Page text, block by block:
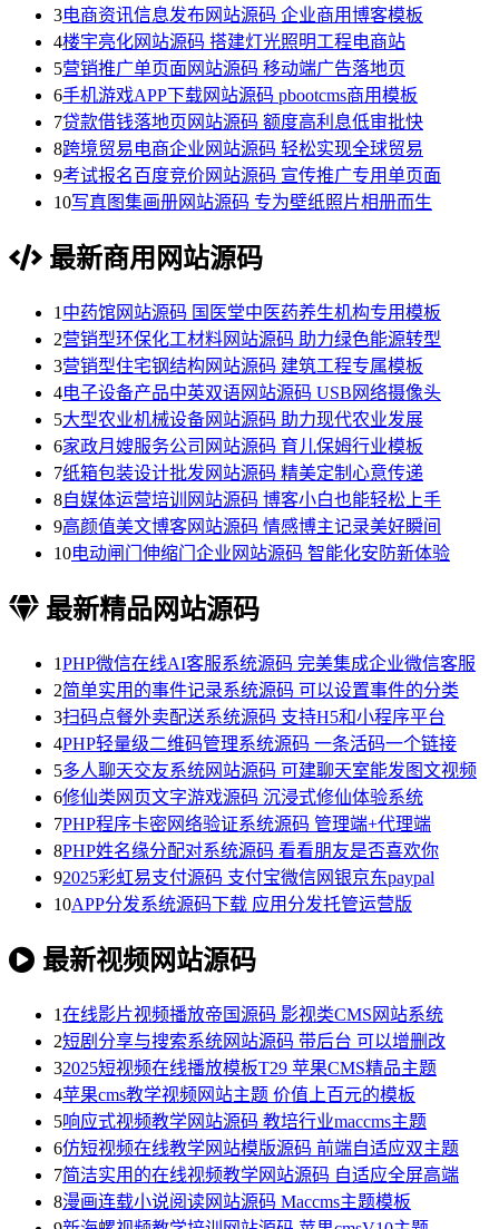
3电商资讯信息发布网站源码 企业商用博客模板
4楼宇亮化网站源码 搭建灯光照明工程电商站
5营销推广单页面网站源码 移动端广告落地页
6手机游戏APP下载网站源码 pbootcms商用模板
7贷款借钱落地页网站源码 额度高利息低审批快
8跨境贸易电商企业网站源码 轻松实现全球贸易
9考试报名百度竞价网站源码 宣传推广专用单页面
10写真图集画册网站源码 专为壁纸照片相册而生
最新商用网站源码
1 中药馆网站源码 国医堂中医药养生机构专用模板
2营销型环保化工材料网站源码 助力绿色能源转型
3营销型住宅钢结构网站源码 建筑工程专属模板
4电子设备产品中英双语网站源码 USB网络摄像头
5大型农业机械设备网站源码 助力现代农业发展
6家政月嫂服务公司网站源码 育儿保姆行业模板
7纸箱包装设计批发网站源码 精美定制心意传递
8自媒体运营培训网站源码 博客小白也能轻松上手
9高颜值美文博客网站源码 情感博主记录美好瞬间
10电动闸门伸缩门企业网站源码 智能化安防新体验
最新精品网站源码
1PHP微信在线AI客服系统源码 完美集成企业微信客服
2简单实用的事件记录系统源码 可以设置事件的分类
3扫码点餐外卖配送系统源码 支持H5和小程序平台
4PHP轻量级二维码管理系统源码 一条活码一个链接
5多人聊天交友系统网站源码 可建聊天室能发图文视频
6修仙类网页文字游戏源码 沉浸式修仙体验系统
7PHP程序卡密网络验证系统源码 管理端+代理端
8PHP姓名缘分配对系统源码 看看朋友是否喜欢你
92025彩虹易支付源码 支付宝微信网银京东paypal
10APP分发系统源码下载 应用分发托管运营版
最新视频网站源码
1在线影片视频播放帝国源码 影视类CMS网站系统
2短剧分享与搜索系统网站源码 带后台 可以增删改
32025短视频在线播放模板T29 苹果CMS精品主题
4苹果cms教学视频网站主题 价值上百元的模板
5响应式视频教学网站源码 教培行业maccms主题
6仿短视频在线教学网站模版源码 前端自适应双主题
7简洁实用的在线视频教学网站源码 自适应全屏高端
8漫画连载小说阅读网站源码 Maccms主题模板